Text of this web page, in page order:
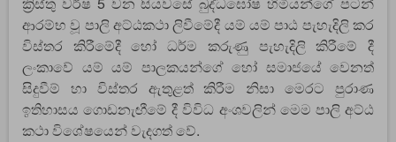
ආරම්භ වූ පාලි අට්ඨකථා ලිවීමේදී යම් යම් පාඨ පැහැදිලි කර
විස්තර කිරීමේදී හෝ ධර්ම කරුණු පැහැදිලි කිරීමේ දී
ලංකාවේ යම් යම් පාලකයන්ගේ හෝ සමාජයේ වෙනත්
සිදුවීම් හා විස්තර ඇතුළත් කිරීම නිසා මෙරට පුරාණ
ඉතිහාසය ගොඩනැඟීමේ දී විවිධ අංශවලින් මෙම පාලි අට්ඨ
කථා විශේෂයෙන් වැදගත් වේ.